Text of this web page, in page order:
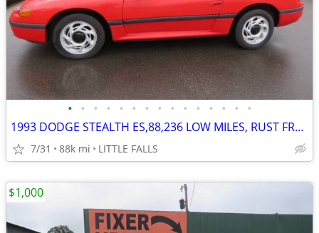
• • • • • • • • • • • • • • •
1993 DODGE STEALTH ES,88,236 LOW MILES, RUST FREE, 1 OWNER BEAUTY!!!
7/31 88k mi LITTLE FALLS
$1,000